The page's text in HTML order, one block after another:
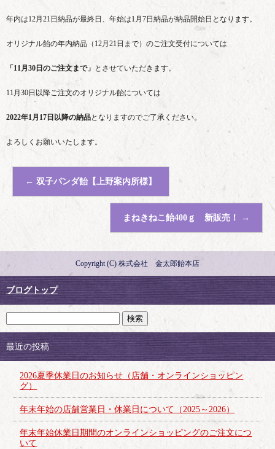
年内は12月21日納品が最終日、年始は1月7日納品が納品開始日となります。
オリジナル飴の年内納品（12月21日まで）のご注文受付については
「11月30日のご注文まで」 とさせていただきます。
11月30日以降ご注文のオリジナル飴については
2022年1月17日以降の納品となりますのでご了承ください。
よろしくお願いいたします。
← 双子パンダ飴【上野案内所様】
まねきねこ飴400ｇ 新販売！ →
Copyright (C) 株式会社 金太郎飴本店
ブログトップ
最近の投稿
2026夏季休業日のお知らせ（店舗・オンラインショッピン
グ）
年末年始の店舗営業日・休業日について（2025～2026）
年末年始休業日期間のオンラインショッピングのご注文につ
いて